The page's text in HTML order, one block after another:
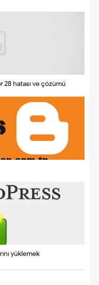
28 hatası ve çözümü
yüklemek